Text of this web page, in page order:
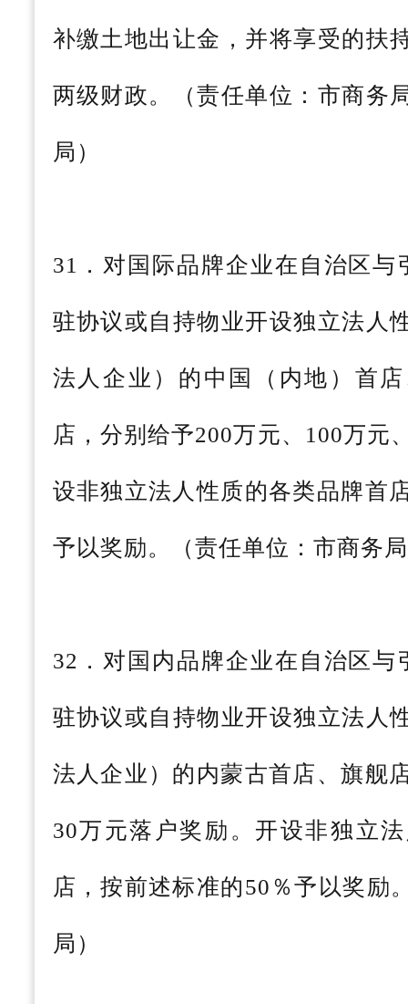
补缴土地出让金，并将享受的扶
两级财政。（责任单位：市商务
局）
31．对国际品牌企业在自治区与
驻协议或自持物业开设独立法人
法人企业）的中国（内地）首
店，分别给予200万元、100万元
设非独立法人性质的各类品牌首
予以奖励。（责任单位：市商务
32．对国内品牌企业在自治区与
驻协议或自持物业开设独立法人
法人企业）的内蒙古首店、旗舰
30万元落户奖励。开设非独立
店，按前述标准的50％予以奖励
局）